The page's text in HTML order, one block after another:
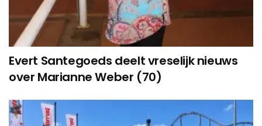
Evert Santegoeds deelt vreselijk nieuws
over Marianne Weber (70)